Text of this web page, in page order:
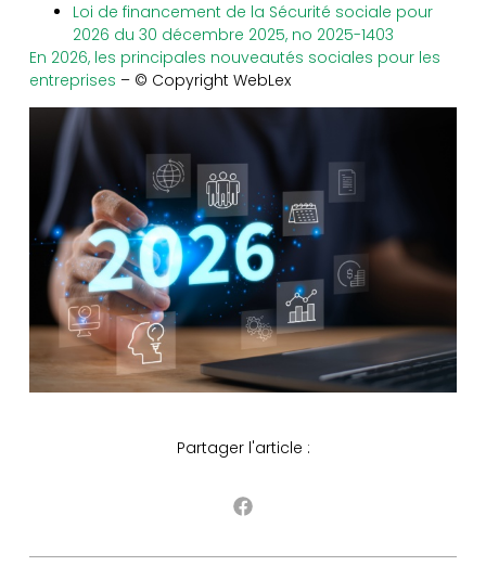
Loi de financement de la Sécurité sociale pour
2026 du 30 décembre 2025, no 2025-1403
En 2026, les principales nouveautés sociales pour les
entreprises – © Copyright WebLex
Partager l'article :